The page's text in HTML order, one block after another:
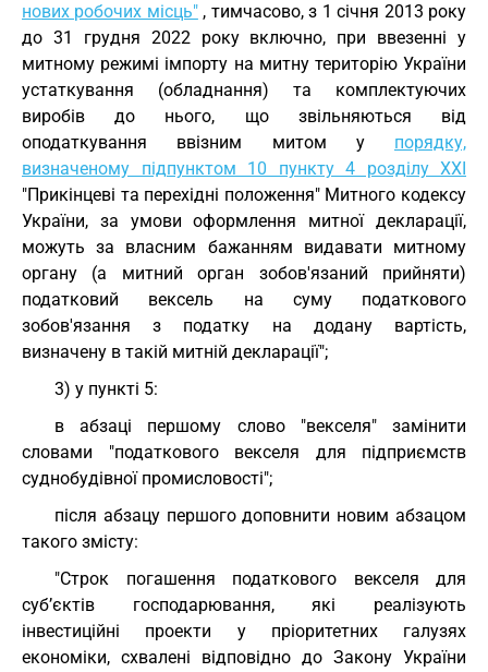
нових робочих місць", тимчасово, з 1 січня 2013 року
до 31 грудня 2022 року включно, при ввезенні у
митному режимі імпорту на митну територію України
устаткування (обладнання) та комплектуючих
виробів до нього, що звільняються від
оподаткування ввізним митом у порядку,
визначеному підпунктом 10 пункту 4 розділу ХХI
"Прикінцеві та перехідні положення" Митного кодексу
України, за умови оформлення митної декларації,
можуть за власним бажанням видавати митному
органу (а митний орган зобов'язаний прийняти)
податковий вексель на суму податкового
зобов'язання з податку на додану вартість,
визначену в такій митній декларації";
3) у пункті 5:
в абзаці першому слово "векселя" замінити
словами "податкового векселя для підприємств
суднобудівної промисловості";
після абзацу першого доповнити новим абзацом
такого змісту:
"Строк погашення податкового векселя для
суб’єктів господарювання, які реалізують
інвестиційні проекти у пріоритетних галузях
економіки, схвалені відповідно до Закону України